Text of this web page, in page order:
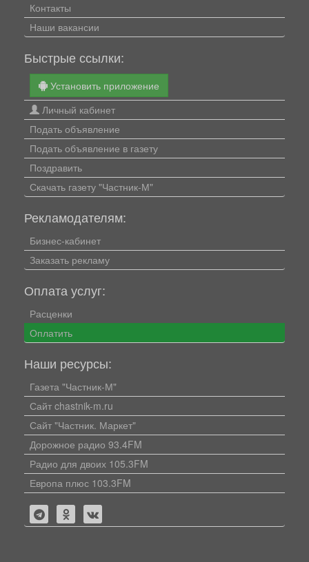
Контакты
Наши вакансии
Быстрые ссылки:
Установить приложение
Личный кабинет
Подать объявление
Подать объявление в газету
Поздравить
Скачать газету "Частник-М"
Рекламодателям:
Бизнес-кабинет
Заказать рекламу
Оплата услуг:
Расценки
Оплатить
Наши ресурсы:
Газета "Частник-М"
Сайт chastnik-m.ru
Сайт "Частник. Маркет"
Дорожное радио 93.4FM
Радио для двоих 105.3FM
Европа плюс 103.3FM